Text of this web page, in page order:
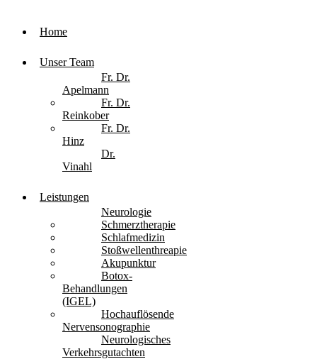
Home
Unser Team
Fr. Dr.
Apelmann
Fr. Dr.
Reinkober
Fr. Dr.
Hinz
Dr.
Vinahl
Leistungen
Neurologie
Schmerztherapie
Schlafmedizin
Stoßwellenthreapie
Akupunktur
Botox-
Behandlungen
(IGEL)
Hochauflösende
Nervensonographie
Neurologisches
Verkehrsgutachten